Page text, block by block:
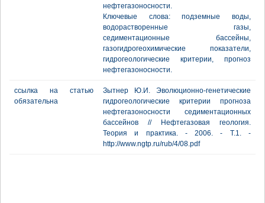
нефтегазоносности.
Ключевые слова: подземные воды,
водорастворенные газы,
седиментационные бассейны,
газогидрогеохимические показатели,
гидрогеологические критерии, прогноз
нефтегазоносности.
ссылка на статью
обязательна
Зытнер Ю.И. Эволюционно-генетические
гидрогеологические критерии прогноза
нефтегазоносности седиментационных
бассейнов // Нефтегазовая геология.
Теория и практика. - 2006. - Т.1. -
http://www.ngtp.ru/rub/4/08.pdf